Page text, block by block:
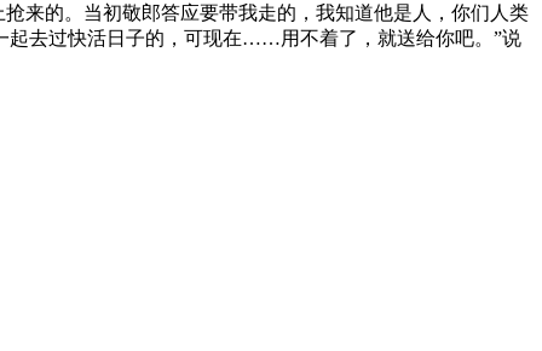
的。当初敬郎答应要带我走的，我知道他是人，你们人类
起去过快活日子的，可现在……用不着了，就送给你吧。”说